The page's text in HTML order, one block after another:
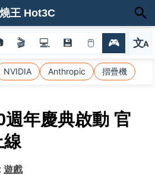
🎬 💻 💾 🖱 🎮 文A
選
NVIDIA Anthropic 摺疊機
王 Hot3C
週年慶典啟動 官
線
遊戲